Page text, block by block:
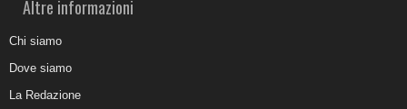
Altre informazioni
Chi siamo
Dove siamo
La Redazione